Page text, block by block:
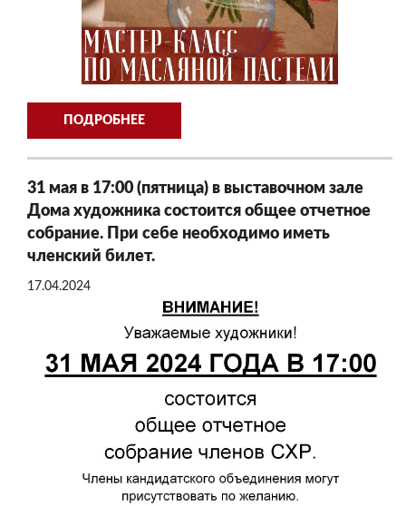
ПОДРОБНЕЕ
31 мая в 17:00 (пятница) в выставочном зале
Дома художника состоится общее отчетное
собрание. При себе необходимо иметь
членский билет.
17.04.2024